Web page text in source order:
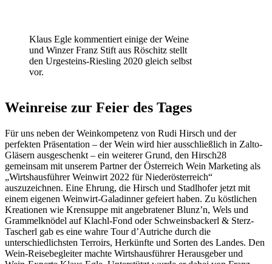
Klaus Egle kommentiert einige der Weine
und Winzer Franz Stift aus Röschitz stellt
den Urgesteins-Riesling 2020 gleich selbst
vor.
Weinreise zur Feier des Tages
Für uns neben der Weinkompetenz von Rudi Hirsch und der
perfekten Präsentation – der Wein wird hier ausschließlich in Zalto-
Gläsern ausgeschenkt – ein weiterer Grund, den Hirsch28
gemeinsam mit unserem Partner der Österreich Wein Marketing als
„Wirtshausführer Weinwirt 2022 für Niederösterreich“
auszuzeichnen. Eine Ehrung, die Hirsch und Stadlhofer jetzt mit
einem eigenen Weinwirt-Galadinner gefeiert haben. Zu köstlichen
Kreationen wie Krensuppe mit angebratener Blunz’n, Wels und
Grammelknödel auf Klachl-Fond oder Schweinsbackerl & Sterz-
Tascherl gab es eine wahre Tour d’Autriche durch die
unterschiedlichsten Terroirs, Herkünfte und Sorten des Landes. Den
Wein-Reisebegleiter machte Wirtshausführer Herausgeber und